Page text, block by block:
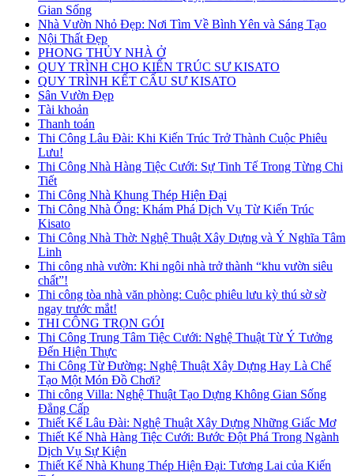
Gian Sống
Nhà Vườn Nhỏ Đẹp: Nơi Tìm Về Bình Yên và Sáng Tạo
Nội Thất Đẹp
PHONG THỦY NHÀ Ở
QUY TRÌNH CHO KIẾN TRÚC SƯ KISATO
QUY TRÌNH KẾT CẤU SƯ KISATO
Sân Vườn Đẹp
Tài khoản
Thanh toán
Thi Công Lâu Đài: Khi Kiến Trúc Trở Thành Cuộc Phiêu
Lưu!
Thi Công Nhà Hàng Tiệc Cưới: Sự Tinh Tế Trong Từng Chi
Tiết
Thi Công Nhà Khung Thép Hiện Đại
Thi Công Nhà Ống: Khám Phá Dịch Vụ Từ Kiến Trúc
Kisato
Thi Công Nhà Thờ: Nghệ Thuật Xây Dựng và Ý Nghĩa Tâm
Linh
Thi công nhà vườn: Khi ngôi nhà trở thành “khu vườn siêu
chất”!
Thi công tòa nhà văn phòng: Cuộc phiêu lưu kỳ thú sờ sờ
ngay trước mắt!
THI CÔNG TRỌN GÓI
Thi Công Trung Tâm Tiệc Cưới: Nghệ Thuật Từ Ý Tưởng
Đến Hiện Thực
Thi Công Từ Đường: Nghệ Thuật Xây Dựng Hay Là Chế
Tạo Một Món Đồ Chơi?
Thi công Villa: Nghệ Thuật Tạo Dựng Không Gian Sống
Đẳng Cấp
Thiết Kế Lâu Đài: Nghệ Thuật Xây Dựng Những Giấc Mơ
Thiết Kế Nhà Hàng Tiệc Cưới: Bước Đột Phá Trong Ngành
Dịch Vụ Sự Kiện
Thiết Kế Nhà Khung Thép Hiện Đại: Tương Lai của Kiến